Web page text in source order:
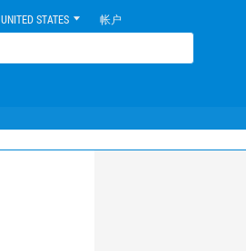
UNITED STATES 帐户